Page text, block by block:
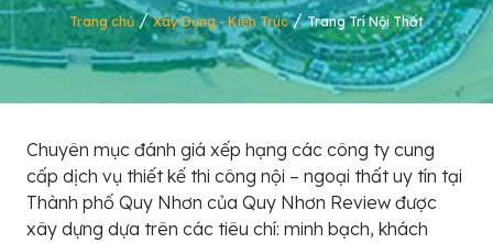
Trang chủ/Xây Dựng - Kiến Trúc/Trang Trí Nội Thất
Chuyên mục đánh giá xếp hạng các công ty cung
cấp dịch vụ thiết kế thi công nội – ngoại thất uy tín tại
Thành phố Quy Nhơn của Quy Nhơn Review được
xây dựng dựa trên các tiêu chí: minh bạch, khách